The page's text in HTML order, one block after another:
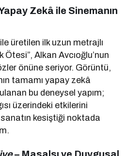
Zekâ ile Sinemanın
üretilen ilk uzun metrajlı
Alkan Avcıoğlu’nun
önüne seriyor. Görüntü,
tamamı yapay zekâ
bu deneysel yapım;
üzerindeki etkilerini
kesiştiği noktada